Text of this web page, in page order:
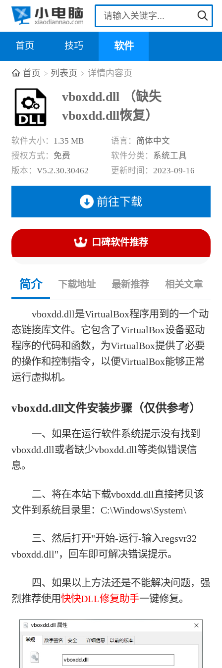
首页 技巧 软件
首页 列表页 详情内容页
vboxdd.dll （缺失
vboxdd.dll恢复）
软件大小： 1.35 MB 语言： 简体中文
授权方式： 免费 软件分类： 系统工具
版本：V5.2.30.30462 更新时间： 2023-09-16
前往下载
口碑软件推荐
简介 下载地址 最新推荐 相关文章
vboxdd.dll是VirtualBox程序用到的一个动
态链接库文件。它包含了VirtualBox设备驱动
程序的代码和函数，为VirtualBox提供了必要
的操作和控制指令，以便VirtualBox能够正常
运行虚拟机。
vboxdd.dll文件安装步骤（仅供参考）
一、如果在运行软件系统提示没有找到
vboxdd.dll或者缺少vboxdd.dll等类似错误信
息。
二、将在本站下载vboxdd.dll直接拷贝该
文件到系统目录里：C:\Windows\System\
三、然后打开"开始-运行-输入regsvr32
vboxdd.dll"，回车即可解决错误提示。
四、如果以上方法还是不能解决问题，强
烈推荐使用快快DLL修复助手一键修复。